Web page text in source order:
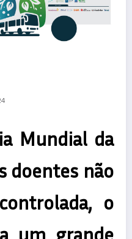
Mundial da
doentes não
o
um grande